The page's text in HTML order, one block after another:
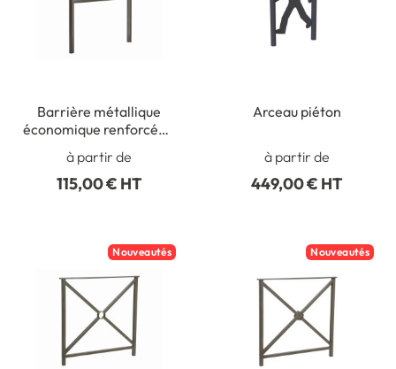
Barrière métallique
économique renforcée -
Scellement Direct
à partir de
115,00 € HT
Arceau piéton
à partir de
449,00 € HT
Nouveautés Nouveautés